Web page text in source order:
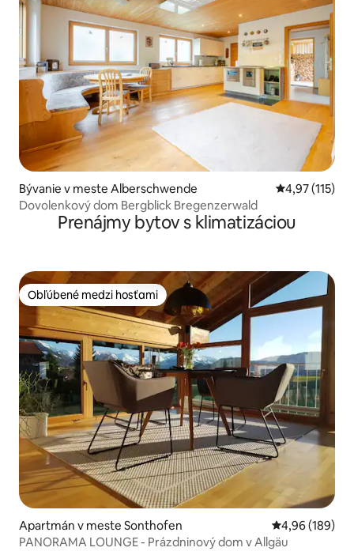
Bývanie v meste Alberschwende Priemerné
4,97 (115)
Dovolenkový dom Bergblick Bregenzerwald
Prenájmy bytov s klimatizáciou
Obľúbené medzi hosťami
Obľúbené medzi hosťami
Apartmán v meste Sonthofen Priemerné
4,96 (189)
PANORAMA LOUNGE - Prázdninový dom v Allgäu